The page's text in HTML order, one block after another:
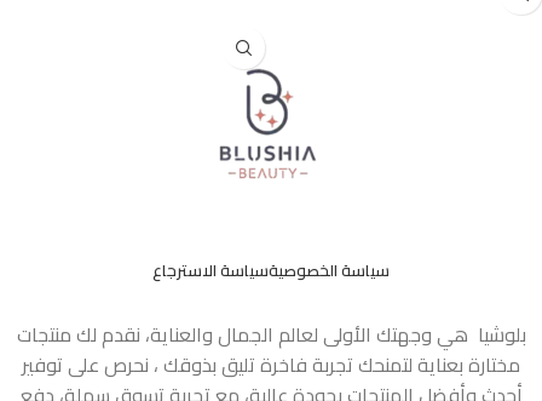
سياسة الخصوصيةسياسة الاسترجاع
بلوشيا هي وجهتك الأولى لعالم الجمال والعناية، نقدم لك منتجات
مختارة بعناية لتمنحك تجربة فاخرة تليق بذوقك ، نحرص على توفير